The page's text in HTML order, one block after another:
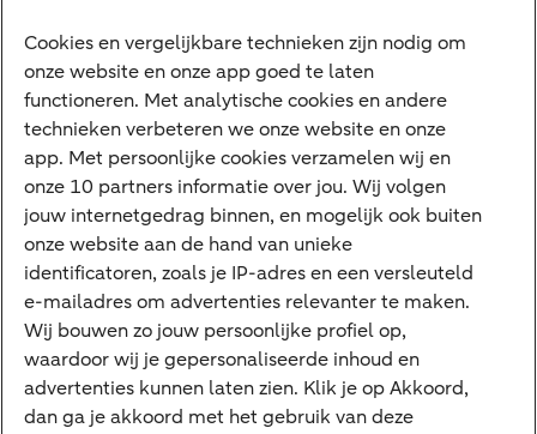
Digitale diensten
Internet Bankieren
ABN AMRO app
Tikkie
Apple Pay
Google Pay
Veilig bankieren
Meest gezocht
Hypotheek berekenen
E.dentifier
Cookies en vergelijkbare technieken zijn nodig om
onze website en onze app goed te laten
functioneren. Met analytische cookies en andere
technieken verbeteren we onze website en onze
app. Met persoonlijke cookies verzamelen wij en
onze 10 partners informatie over jou. Wij volgen
jouw internetgedrag binnen, en mogelijk ook buiten
onze website aan de hand van unieke
identificatoren, zoals je IP-adres en een versleuteld
e-mailadres om advertenties relevanter te maken.
Wij bouwen zo jouw persoonlijke profiel op,
waardoor wij je gepersonaliseerde inhoud en
advertenties kunnen laten zien. Klik je op Akkoord,
dan ga je akkoord met het gebruik van deze